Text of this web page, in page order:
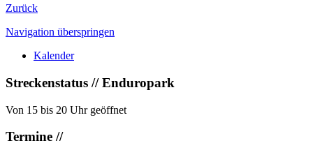
Zurück
Navigation überspringen
Kalender
Streckenstatus // Enduropark
Von 15 bis 20 Uhr geöffnet
Termine //